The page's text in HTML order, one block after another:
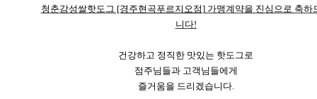
청춘감성쌀핫도그 [경주현곡푸르지오점] 가맹계약을 진심으로 축하
니다!
건강하고 정직한 맛있는 핫도그로
점주님들과 고객님들에게
즐거움을 드리겠습니다.